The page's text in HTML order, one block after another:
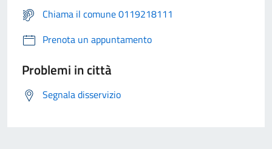
Chiama il comune 0119218111
Prenota un appuntamento
Problemi in città
Segnala disservizio